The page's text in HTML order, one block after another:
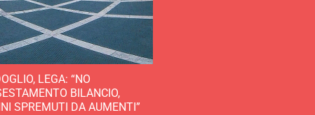
LEGA: “NO
BILANCIO,
SPREMUTI DA AUMENTI”